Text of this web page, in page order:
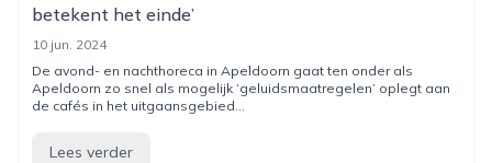
betekent het einde’
10 jun. 2024
De avond- en nachthoreca in Apeldoorn gaat ten onder als
Apeldoorn zo snel als mogelijk ‘geluidsmaatregelen’ oplegt aan
de cafés in het uitgaansgebied...
Lees verder